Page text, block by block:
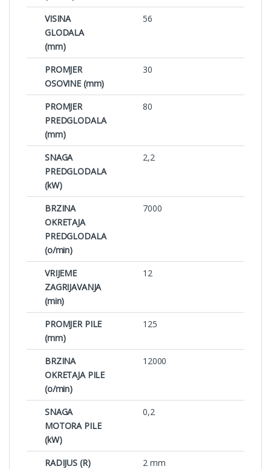
VISINA
GLODALA
(mm)
56
PROMJER
OSOVINE (mm)
30
PROMJER
PREDGLODALA
(mm)
80
SNAGA
PREDGLODALA
(kW)
2,2
BRZINA
OKRETAJA
PREDGLODALA
(o/min)
7000
VRIJEME
ZAGRIJAVANJA
(min)
12
PROMJER PILE
(mm)
125
BRZINA
OKRETAJA PILE
(o/min)
12000
SNAGA
MOTORA PILE
(kW)
0,2
RADIJUS (R)
2 mm